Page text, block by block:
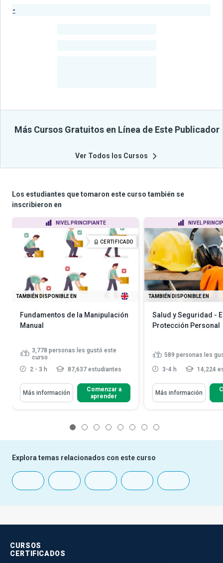
-
Más Cursos Gratuitos en Línea de Este Publicador
Ver Todos los Cursos
Los estudiantes que tomaron este curso también se
inscribieron en
NIVEL PRINCIPIANTE
CERTIFICADO
TAMBIÉN DISPONIBLE EN
Fundamentos de la Manipulación
Manual
3,778 personas les gustó este
curso
2 - 3 h
87,637 estudiantes
Más información
Comenzar a
aprender
NIVEL
TAMBIÉN DISPONIBLE EN
Salud y Seguridad -
Protección Personal
589 personas les
3-4 h 14,224
Más información
Explora temas relacionados con este curso
CURSOS
CERTIFICADOS